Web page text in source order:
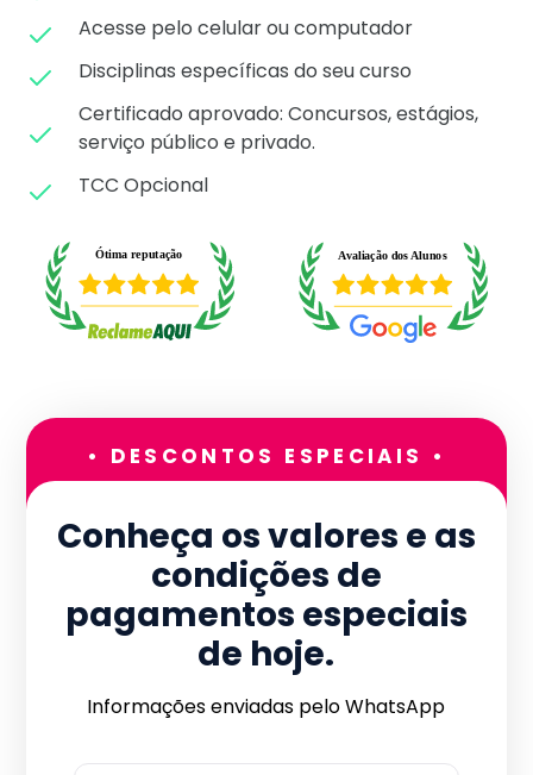
Acesse pelo celular ou computador
Disciplinas específicas do seu curso
Certificado aprovado: Concursos, estágios,
serviço público e privado.
TCC Opcional
• DESCONTOS ESPECIAIS •
Conheça os valores e as
condições de
pagamentos especiais
de hoje.
Informações enviadas pelo WhatsApp